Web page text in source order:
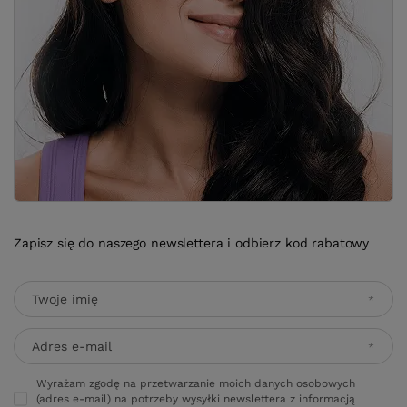
Zapisz się do naszego newslettera i odbierz kod rabatowy
Twoje imię
Adres e-mail
Wyrażam zgodę na przetwarzanie moich danych osobowych
(adres e-mail) na potrzeby wysyłki newslettera z informacją